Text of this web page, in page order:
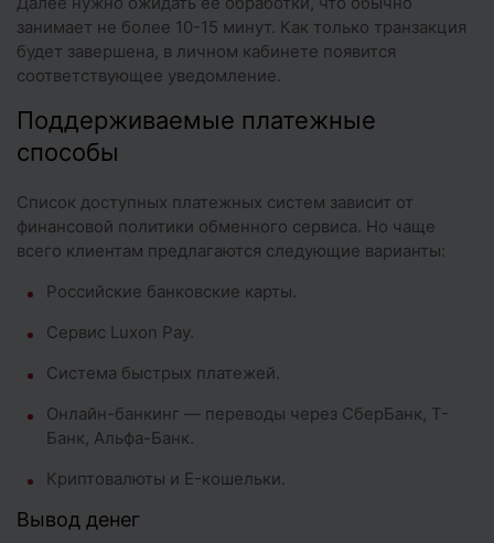
занимает не более 10-15 минут. Как только транзакция
будет завершена, в личном кабинете появится
соответствующее уведомление.
Поддерживаемые платежные
способы
Список доступных платежных систем зависит от
финансовой политики обменного сервиса. Но чаще
всего клиентам предлагаются следующие варианты:
Российские банковские карты.
Сервис Luxon Pay.
Система быстрых платежей.
Онлайн-банкинг — переводы через СберБанк, Т-
Банк, Альфа-Банк.
Криптовалюты и E-кошельки.
Вывод денег